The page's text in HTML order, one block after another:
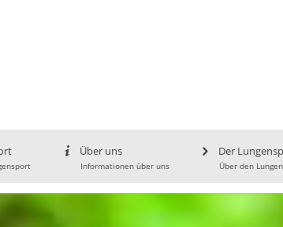
Über uns
Informationen über uns
Der
Über den